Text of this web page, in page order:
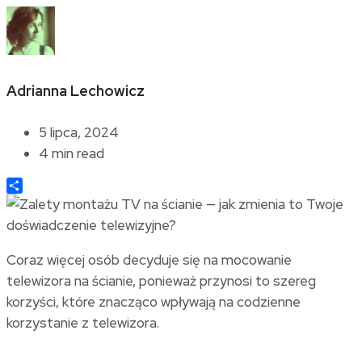
Adrianna Lechowicz
5 lipca, 2024
4 min read
Share
Coraz więcej osób decyduje się na mocowanie
telewizora na ścianie, ponieważ przynosi to szereg
korzyści, które znacząco wpływają na codzienne
korzystanie z telewizora.